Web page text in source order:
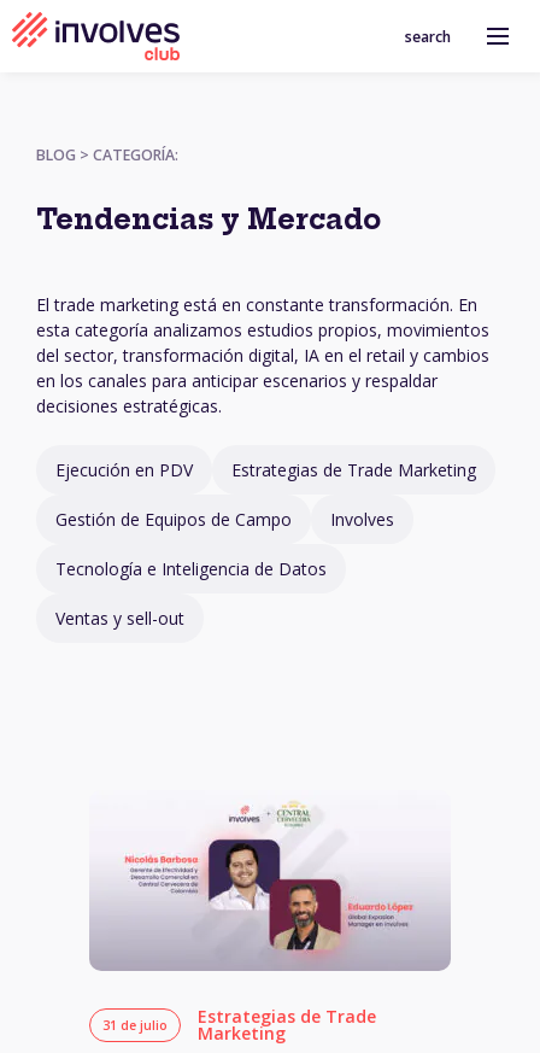
search
BLOG > CATEGORÍA:
Tendencias y Mercado
El trade marketing está en constante transformación. En
esta categoría analizamos estudios propios, movimientos
del sector, transformación digital, IA en el retail y cambios
en los canales para anticipar escenarios y respaldar
decisiones estratégicas.
Ejecución en PDV Estrategias de Trade Marketing
Gestión de Equipos de Campo Involves
Tecnología e Inteligencia de Datos
Ventas y sell-out
31 de julio Estrategias de Trade
Marketing